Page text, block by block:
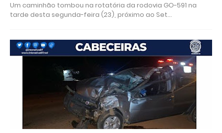
Um caminhão tombou na rotatória da rodovia GO-591 na
tarde desta segunda-feira (23), próximo ao Set…